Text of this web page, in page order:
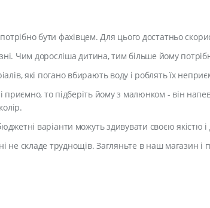
бути фахівцем. Для цього достатньо
Чим доросліша дитина, тим більше йому
які погано вбирають воду і роблять їх
то підберіть йому з малюнком - він
варіанти можуть здивувати своєю якістю і
не складе труднощів. Загляньте в наш